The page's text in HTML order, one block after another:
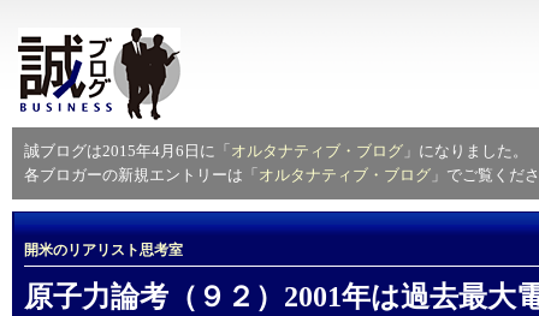
誠ブログは2015年4月6日に「 オルタナティブ・ブログ 」になりました。
各ブロガーの新規エントリーは「 オルタナティブ・ブログ 」でご覧くだ
開米のリアリスト思考室
原子力論考（９２）2001年は過去最大